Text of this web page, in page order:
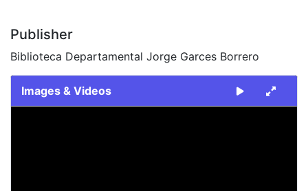
Publisher
Biblioteca Departamental Jorge Garces Borrero
Images & Videos